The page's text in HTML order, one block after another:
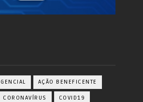
AÇÃO BENEFICENTE
CORONAVÍRUS COVID19